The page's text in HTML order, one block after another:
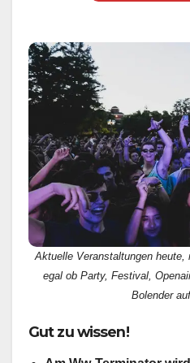
Aktuelle Veranstaltungen heute,
egal ob Party, Festival,
Bolender
Gut zu wissen!